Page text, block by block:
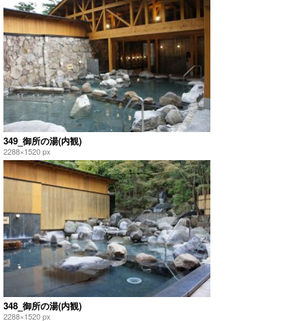
349_御所の湯(内観)
2288×1520 px
348_御所の湯(内観)
2288×1520 px